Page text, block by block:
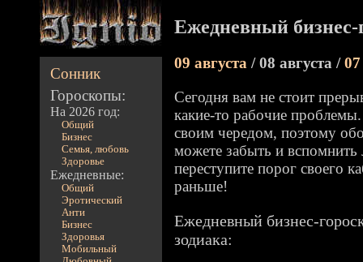
Сонник
Гороскопы:
На 2026 год:
Общий
Бизнес
Семья, любовь
Здоровье
Ежедневные:
Общий
Эротический
Анти
Бизнес
Здоровья
Мобильный
Ежедневный бизнес-
09 августа / 08 августа /
Сегодня вам не стоит
какие-то рабочие
своим чередом, поэтому
можете забыть и вспомнить
переступите порог своего
раньше!
Ежедневный бизнес-
зодиака: